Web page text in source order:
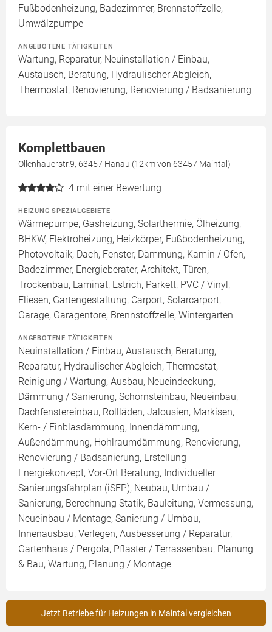
Fußbodenheizung, Badezimmer, Brennstoffzelle,
Umwälzpumpe
ANGEBOTENE TÄTIGKEITEN
Wartung, Reparatur, Neuinstallation / Einbau,
Austausch, Beratung, Hydraulischer Abgleich,
Thermostat, Renovierung, Renovierung / Badsanierung
Komplettbauen
Ollenhauerstr.9, 63457 Hanau (12km von 63457 Maintal)
4 mit einer Bewertung
HEIZUNG SPEZIALGEBIETE
Wärmepumpe, Gasheizung, Solarthermie, Ölheizung,
BHKW, Elektroheizung, Heizkörper, Fußbodenheizung,
Photovoltaik, Dach, Fenster, Dämmung, Kamin / Ofen,
Badezimmer, Energieberater, Architekt, Türen,
Trockenbau, Laminat, Estrich, Parkett, PVC / Vinyl,
Fliesen, Gartengestaltung, Carport, Solarcarport,
Garage, Garagentore, Brennstoffzelle, Wintergarten
ANGEBOTENE TÄTIGKEITEN
Neuinstallation / Einbau, Austausch, Beratung,
Reparatur, Hydraulischer Abgleich, Thermostat,
Reinigung / Wartung, Ausbau, Neueindeckung,
Dämmung / Sanierung, Schornsteinbau, Neueinbau,
Dachfenstereinbau, Rollläden, Jalousien, Markisen,
Kern- / Einblasdämmung, Innendämmung,
Außendämmung, Hohlraumdämmung, Renovierung,
Renovierung / Badsanierung, Erstellung
Energiekonzept, Vor-Ort Beratung, Individueller
Sanierungsfahrplan (iSFP), Neubau, Umbau /
Sanierung, Berechnung Statik, Bauleitung, Vermessung,
Neueinbau / Montage, Sanierung / Umbau,
Innenausbau, Verlegen, Ausbesserung / Reparatur,
Gartenhaus / Pergola, Pflaster / Terrassenbau, Planung
& Bau, Wartung, Planung / Montage
Jetzt Betriebe für Heizungen in Maintal vergleichen